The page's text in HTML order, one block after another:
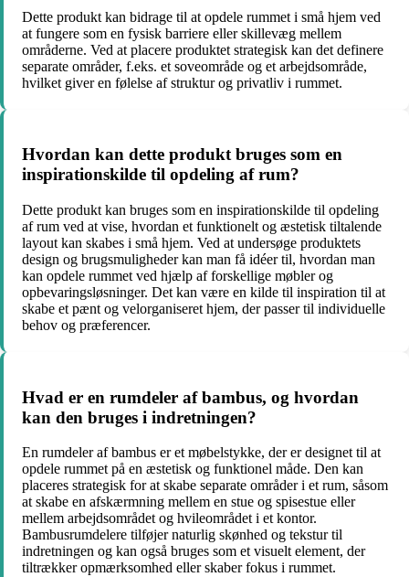
Dette produkt kan bidrage til at opdele rummet i små hjem ved
at fungere som en fysisk barriere eller skillevæg mellem
områderne. Ved at placere produktet strategisk kan det definere
separate områder, f.eks. et soveområde og et arbejdsområde,
hvilket giver en følelse af struktur og privatliv i rummet.
Hvordan kan dette produkt bruges som en
inspirationskilde til opdeling af rum?
Dette produkt kan bruges som en inspirationskilde til opdeling
af rum ved at vise, hvordan et funktionelt og æstetisk tiltalende
layout kan skabes i små hjem. Ved at undersøge produktets
design og brugsmuligheder kan man få idéer til, hvordan man
kan opdele rummet ved hjælp af forskellige møbler og
opbevaringsløsninger. Det kan være en kilde til inspiration til at
skabe et pænt og velorganiseret hjem, der passer til individuelle
behov og præferencer.
Hvad er en rumdeler af bambus, og hvordan
kan den bruges i indretningen?
En rumdeler af bambus er et møbelstykke, der er designet til at
opdele rummet på en æstetisk og funktionel måde. Den kan
placeres strategisk for at skabe separate områder i et rum, såsom
at skabe en afskærmning mellem en stue og spisestue eller
mellem arbejdsområdet og hvileområdet i et kontor.
Bambusrumdelere tilføjer naturlig skønhed og tekstur til
indretningen og kan også bruges som et visuelt element, der
tiltrækker opmærksomhed eller skaber fokus i rummet.